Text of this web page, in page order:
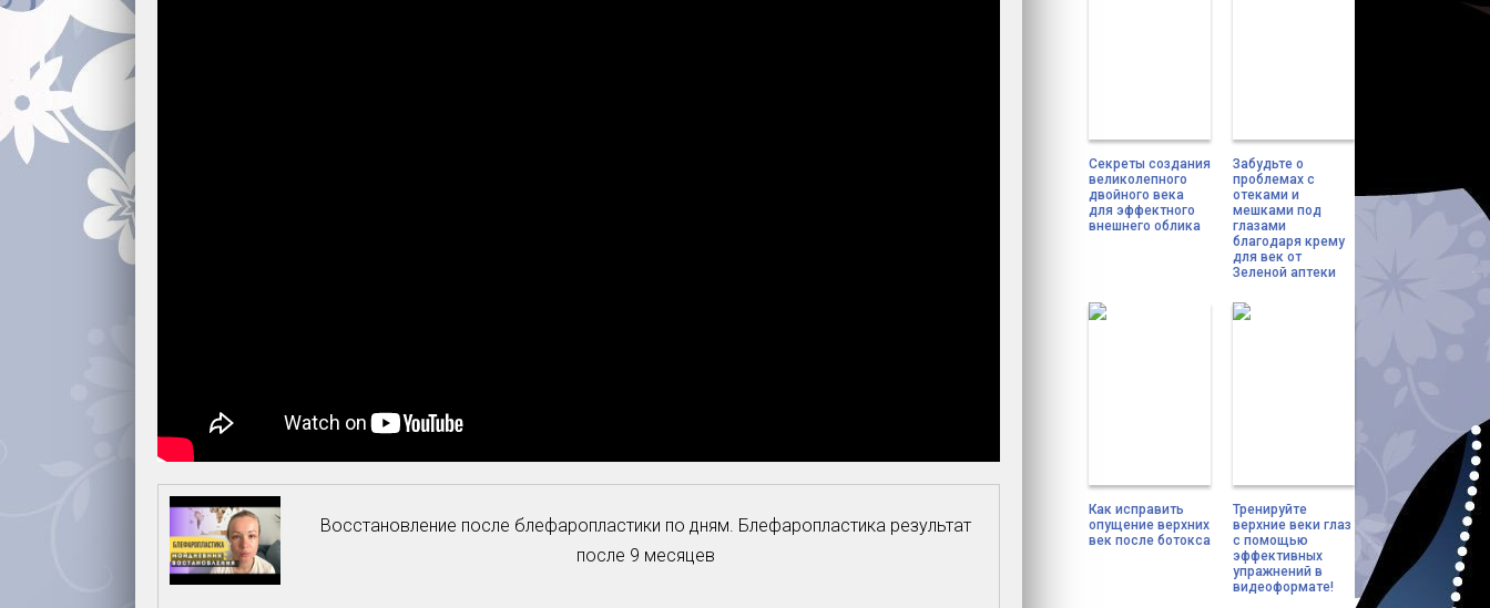
Восстановление после блефаропластики по дням. Блефаропластика результат
после 9 месяцев
Секреты создания
великолепного
двойного века
для эффектного
внешнего облика
Забудьте о
проблемах с
отеками и
мешками под
глазами
благодаря крему
для век от
Зеленой аптеки
Как исправить
опущение верхних
век после ботокса
Тренируйте
верхние веки глаз
с помощью
эффективных
упражнений в
видеоформате!